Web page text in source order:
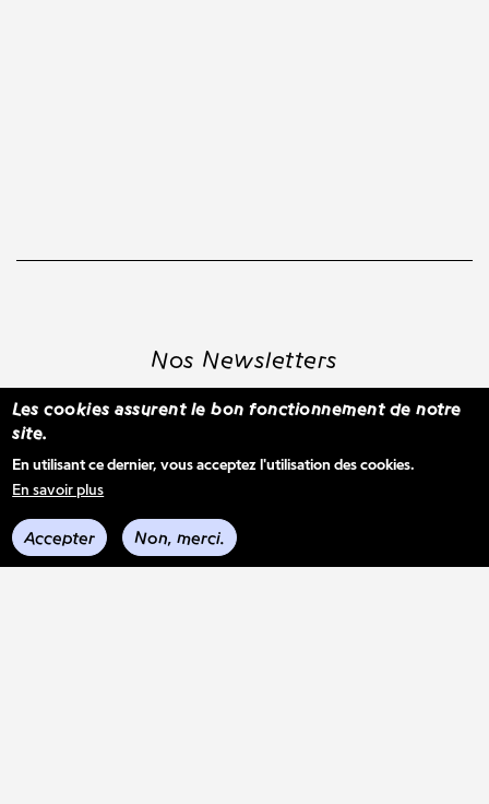
Nos Newsletters
Voir les derniers envois
Les cookies assurent le bon fonctionnement de notre
site.
En utilisant ce dernier, vous acceptez l'utilisation des cookies.
En savoir plus
Accepter Non, merci.